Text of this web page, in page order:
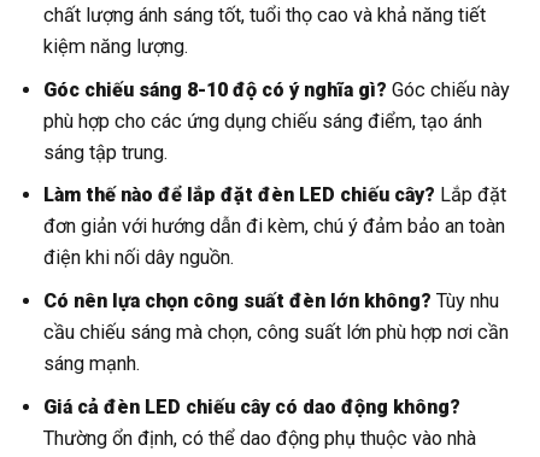
chất lượng ánh sáng tốt, tuổi thọ cao và khả năng tiết
kiệm năng lượng.
Góc chiếu sáng 8-10 độ có ý nghĩa gì? Góc chiếu này
phù hợp cho các ứng dụng chiếu sáng điểm, tạo ánh
sáng tập trung.
Làm thế nào để lắp đặt đèn LED chiếu cây? Lắp đặt
đơn giản với hướng dẫn đi kèm, chú ý đảm bảo an toàn
điện khi nối dây nguồn.
Có nên lựa chọn công suất đèn lớn không? Tùy nhu
cầu chiếu sáng mà chọn, công suất lớn phù hợp nơi cần
sáng mạnh.
Giá cả đèn LED chiếu cây có dao động không?
Thường ổn định, có thể dao động phụ thuộc vào nhà